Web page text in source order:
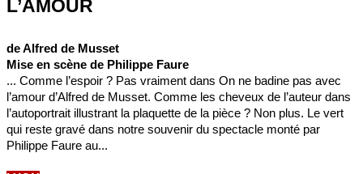
L’AMOUR
de Alfred de Musset
Mise en scène de Philippe Faure
... Comme l’espoir ? Pas vraiment dans On ne badine pas avec
l’amour d’Alfred de Musset. Comme les cheveux de l’auteur dans
l’autoportrait illustrant la plaquette de la pièce ? Non plus. Le vert
qui reste gravé dans notre souvenir du spectacle monté par
Philippe Faure au...